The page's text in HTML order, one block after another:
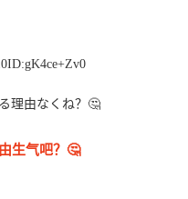
理由なくね？🤔
生气吧？🤔